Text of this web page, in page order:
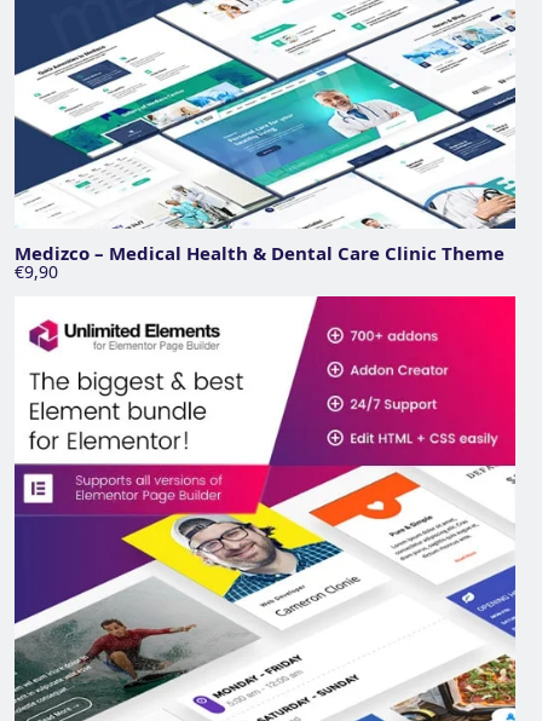
Medizco – Medical Health & Dental Care Clinic Theme
€9,90